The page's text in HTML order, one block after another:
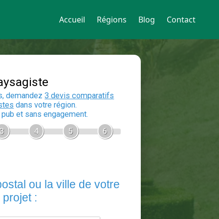
Accueil Régions Blog Contact
Devis Paysagiste
En 5 minutes, demandez
auxpaysagistesdans votre région.
Gratuit, sans pub et sans engagement.